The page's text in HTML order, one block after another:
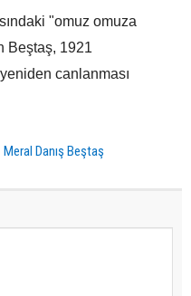
"omuz omuza
Beştaş, 1921
canlanması
Meral Danış Beştaş